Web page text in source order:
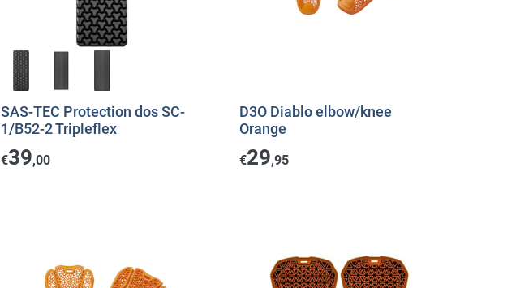
SAS-TEC Protection dos SC-
1/B52-2 Tripleflex
€39,00
D3O Diablo elbow/knee
Orange
€29,95